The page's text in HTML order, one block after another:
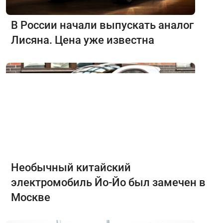
В России начали выпускать аналог
Лисяна. Цена уже известна
Необычный китайский
электромобиль Йо-Йо был замечен в
Москве